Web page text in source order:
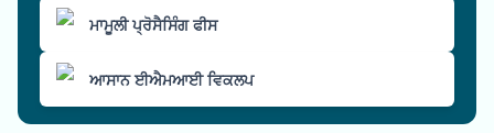
ਮਾਮੂਲੀ ਪ੍ਰੋਸੈਸਿੰਗ ਫੀਸ
ਆਸਾਨ ਈਐਮਆਈ ਵਿਕਲਪ